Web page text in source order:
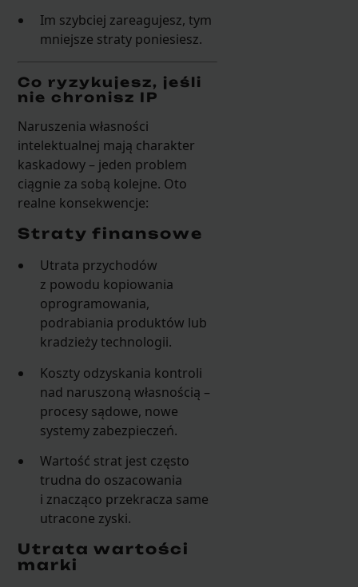
Im szybciej zareagujesz, tym
mniejsze straty poniesiesz.
Co ryzykujesz, jeśli
nie chronisz IP
Naruszenia własności
intelektualnej mają charakter
kaskadowy – jeden problem
ciągnie za sobą kolejne. Oto
realne konsekwencje:
Straty finansowe
Utrata przychodów
z powodu kopiowania
oprogramowania,
podrabiania produktów lub
kradzieży technologii.
Koszty odzyskania kontroli
nad naruszoną własnością –
procesy sądowe, nowe
systemy zabezpieczeń.
Wartość strat jest często
trudna do oszacowania
i znacząco przekracza same
utracone zyski.
Utrata wartości
marki